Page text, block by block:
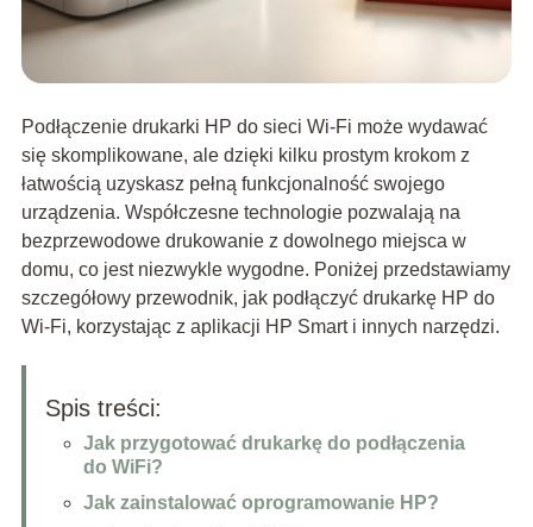
Podłączenie drukarki HP do sieci Wi-Fi może wydawać
się skomplikowane, ale dzięki kilku prostym krokom z
łatwością uzyskasz pełną funkcjonalność swojego
urządzenia. Współczesne technologie pozwalają na
bezprzewodowe drukowanie z dowolnego miejsca w
domu, co jest niezwykle wygodne. Poniżej przedstawiamy
szczegółowy przewodnik, jak podłączyć drukarkę HP do
Wi-Fi, korzystając z aplikacji HP Smart i innych narzędzi.
Spis treści:
Jak przygotować drukarkę do podłączenia
do WiFi?
Jak zainstalować oprogramowanie HP?